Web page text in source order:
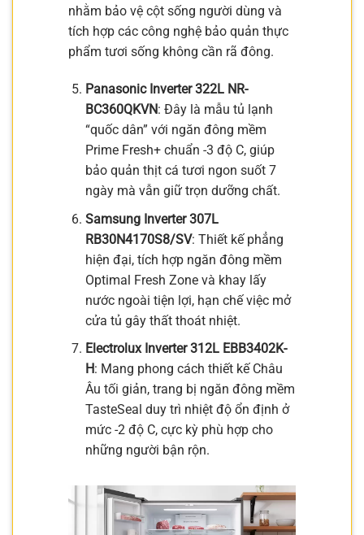
nhằm bảo vệ cột sống người dùng và
tích hợp các công nghệ bảo quản thực
phẩm tươi sống không cần rã đông.
Panasonic Inverter 322L NR-
BC360QKVN: Đây là mẫu tủ lạnh
“quốc dân” với ngăn đông mềm
Prime Fresh+ chuẩn -3 độ C, giúp
bảo quản thịt cá tươi ngon suốt 7
ngày mà vẫn giữ trọn dưỡng chất.
Samsung Inverter 307L
RB30N4170S8/SV: Thiết kế phẳng
hiện đại, tích hợp ngăn đông mềm
Optimal Fresh Zone và khay lấy
nước ngoài tiện lợi, hạn chế việc mở
cửa tủ gây thất thoát nhiệt.
Electrolux Inverter 312L EBB3402K-
H: Mang phong cách thiết kế Châu
Âu tối giản, trang bị ngăn đông mềm
TasteSeal duy trì nhiệt độ ổn định ở
mức -2 độ C, cực kỳ phù hợp cho
những người bận rộn.